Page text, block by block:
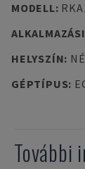
MODELL:
HELYSZÍN:
GÉPTÍPUS:
További